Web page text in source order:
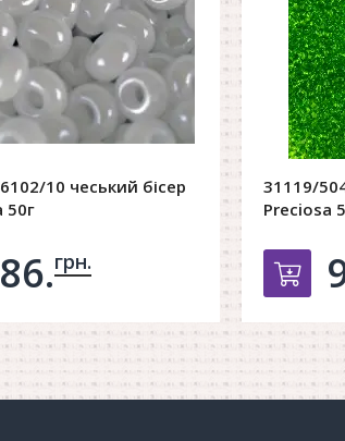
10 чеський бісер
50г
в корзину
86.грн.
31119/
Preciosa